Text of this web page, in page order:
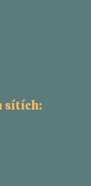
sítích: